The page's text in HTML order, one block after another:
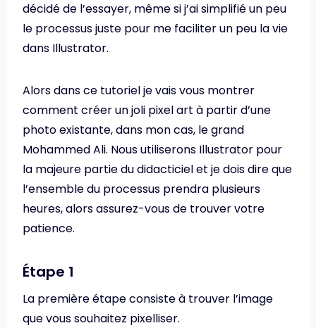
décidé de l’essayer, même si j’ai simplifié un peu
le processus juste pour me faciliter un peu la vie
dans Illustrator.
Alors dans ce tutoriel je vais vous montrer
comment créer un joli pixel art à partir d’une
photo existante, dans mon cas, le grand
Mohammed Ali. Nous utiliserons Illustrator pour
la majeure partie du didacticiel et je dois dire que
l’ensemble du processus prendra plusieurs
heures, alors assurez-vous de trouver votre
patience.
Étape 1
La première étape consiste à trouver l’image
que vous souhaitez pixelliser.